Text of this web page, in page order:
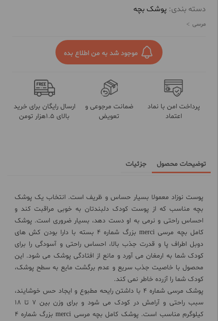
تسریع در جذب و عدم برگشت مایع به سطح پوشک
دسته بندی: پوشک بچه
مرسی
موجود شد به من اطلاع بده
پرداخت امن با نماد
اعتماد
ضمانت مرجوعی و
تعویض
ارسال رایگان برای خرید
بالای 1.5هزار تومن
توضیحات محصول جزئیات
پوست نوزاد معمولا بسیار حساس و ظریف است. انتخاب یک پوشک
بچه مناسب که از پوست کودک دلبندتان به خوبی مراقبت کند و
احساس راحتی و نرمی به او دست دهد، بسیار ضروری است. پوشک
کامل بچه مرسی merci بزرگ شماره 4 بسته با دارا بودن کش های
دوبل اطراف پا و قدرت جذب بالا، احساس راحتی و آسودگی را برای
کودک شما به ارمغان می آورد و مانع از افتادگی پوشک می شود. این
محصول با خاصیت جذب سریع و عدم برگشت مایع به سطح پوشک،
کودک شما را آزرده خاطر نمی کند.
پوشک مرسی شماره 4 با داشتن رایحه مطبوع و ایجاد حس خوشایند،
سبب راحتی و آرامش در کودک می شود و برای وزن بین 7 تا 18
کیلوگرم مناسب است. پوشک کامل بچه مرسی merci بزرگ شماره 4